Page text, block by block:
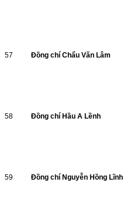
57 Đồng chí Chẩu Văn Lâm
58 Đồng chí Hầu A Lềnh
59 Đồng chí Nguyễn Hồng Lĩnh